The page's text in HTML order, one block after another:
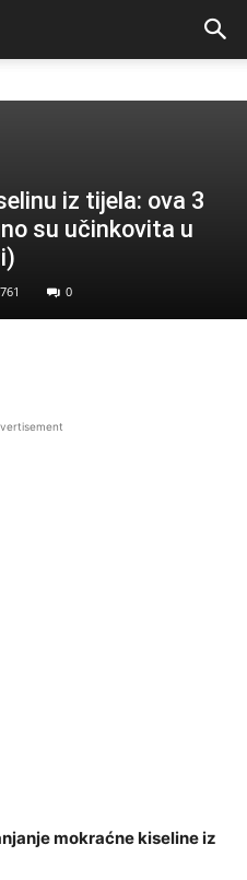
iz tijela: ova 3
su učinkovita u
0
mokraćne kiseline iz